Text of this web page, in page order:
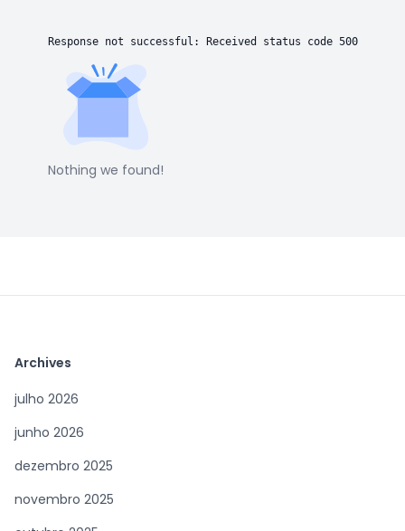
Response not successful: Received status code 500
Nothing we found!
Archives
julho 2026
junho 2026
dezembro 2025
novembro 2025